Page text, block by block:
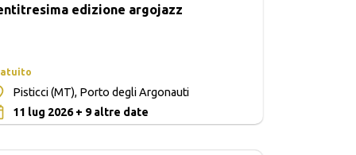
edizione argojazz
Pisticci (MT), Porto degli Argonauti
11 lug 2026 + 9 altre date